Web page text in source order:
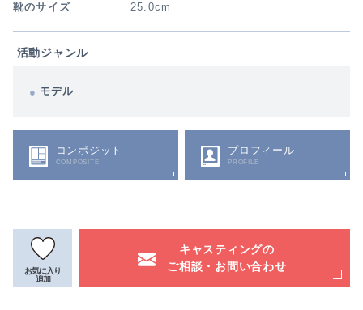
靴のサイズ
25.0cm
活動ジャンル
モデル
コンポジット
COMPOSITE
プロフィール
PROFILE
お気に入り
追加
キャスティングの
ご相談・お問い合わせ